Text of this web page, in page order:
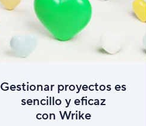
Gestionar proyectos es
sencillo y eficaz
con Wrike